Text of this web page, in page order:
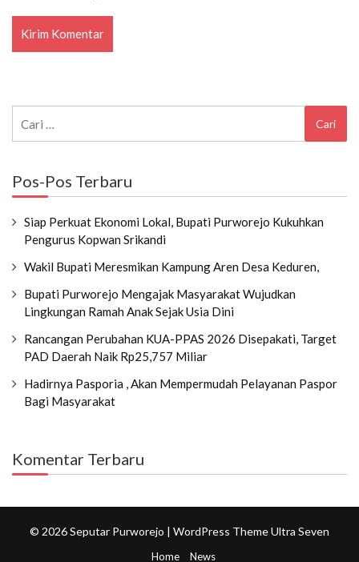
untuk:
Pos-Pos Terbaru
Siap Perkuat Ekonomi Lokal, Bupati Purworejo Kukuhkan
Pengurus Kopwan Srikandi
Wakil Bupati Meresmikan Kampung Aren Desa Keduren,
Bupati Purworejo Mengajak Masyarakat Wujudkan
Lingkungan Ramah Anak Sejak Usia Dini
Rancangan Perubahan KUA-PPAS 2026 Disepakati, Target
PAD Daerah Naik Rp25,757 Miliar
Hadirnya Pasporia , Akan Mempermudah Pelayanan Paspor
Bagi Masyarakat
Komentar Terbaru
© 2026 Seputar Purworejo | WordPress ThemeUltra Seven
Home News